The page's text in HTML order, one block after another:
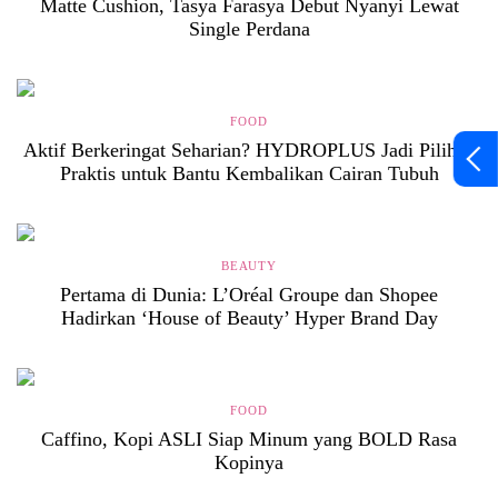
Matte Cushion, Tasya Farasya Debut Nyanyi Lewat
Single Perdana
FOOD
Aktif Berkeringat Seharian? HYDROPLUS Jadi Pilihan
Praktis untuk Bantu Kembalikan Cairan Tubuh
BEAUTY
Pertama di Dunia: L’Oréal Groupe dan Shopee
Hadirkan ‘House of Beauty’ Hyper Brand Day
FOOD
Caffino, Kopi ASLI Siap Minum yang BOLD Rasa
Kopinya